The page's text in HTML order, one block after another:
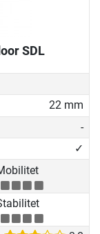
SDL
22 mm
-
✓